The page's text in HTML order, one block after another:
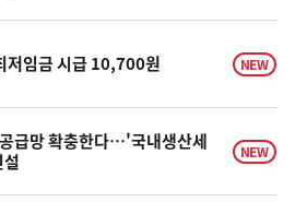
일
저임금 시급 10,700원 NEW
급망 확충한다…'국내생산세
NEW